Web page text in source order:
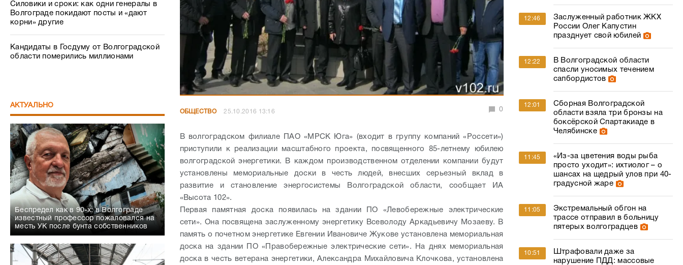
Силовики и сроки: как одни генералы в
Волгограде покидают посты и «дают
корни» другие
Кандидаты в Госдуму от Волгоградской
области померились миллионами
АКТУАЛЬНО
Беспредел как в 90-х: в Волгограде
известный профессор пожаловался на
месть УК после бунта собственников
ОБЩЕСТВО 25.10.2016 13:16 0
В волгоградском филиале ПАО «МРСК Юга» (входит в группу компаний «Россети»)
приступили к реализации масштабного проекта, посвященного 85-летнему юбилею
волгоградской энергетики. В каждом производственном отделении компании будут
установлены мемориальные доски в честь людей, внесших серьезный вклад в
развитие и становление энергосистемы Волгоградской области, сообщает ИА
«Высота 102».
Первая памятная доска появилась на здании ПО «Левобережные электрические
сети». Она посвящена заслуженному энергетику Всеволоду Аркадьевичу Мозаеву. В
память о почетном энергетике Евгении Ивановиче Жукове установлена мемориальная
доска на здании ПО «Правобережные электрические сети». На днях мемориальная
доска в честь ветерана энергетики, Александра Михайловича Клочкова, установлена
12:46
Заслуженный работник ЖКХ
России Олег Капустин
празднует свой юбилей
12:22
В Волгоградской области
спасли уносимых течением
сапбордистов
12:01
Сборная Волгоградской
области взяла три бронзы на
боксёрской Спартакиаде в
Челябинске
11:45
«Из-за цветения воды рыба
просто уходит»: ихтиолог – о
шансах на щедрый улов при 40-
градусной жаре
11:05
Экстремальный обгон на
трассе отправил в больницу
пятерых волгоградцев
10:51
Штрафовали даже за
нарушение ПДД: массовые